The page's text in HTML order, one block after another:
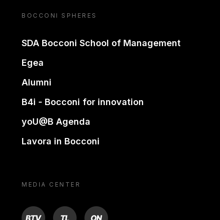
BOCCONI SPHERES
SDA Bocconi School of Management
Egea
Alumni
B4i - Bocconi for innovation
yoU@B Agenda
Lavora in Bocconi
MEDIA CENTER
BTV TL ON